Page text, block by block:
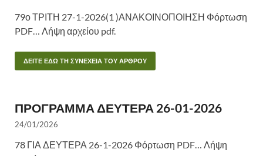
79ο ΤΡΙΤΗ 27-1-2026(1 )ΑΝΑΚΟΙΝΟΠΟΙΗΣΗ Φόρτωση
PDF… Λήψη αρχείου pdf.
ΔΕΙΤΕ ΕΔΩ ΤΗ ΣΥΝΕΧΕΙΑ ΤΟΥ ΑΡΘΡΟΥ
ΠΡΟΓΡΑΜΜΑ ΔΕΥΤΕΡΑ 26-01-2026
24/01/2026
78 ΓΙΑ ΔΕΥΤΕΡΑ 26-1-2026 Φόρτωση PDF… Λήψη